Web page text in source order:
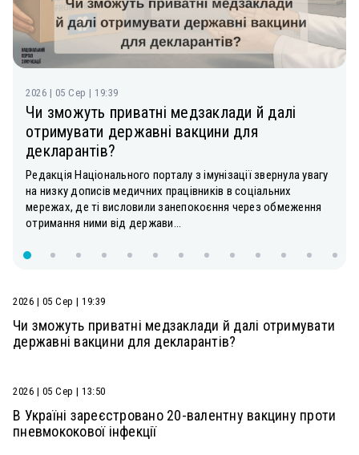
2026 | 05 Сер | 19:39
Чи зможуть приватні медзаклади й далі
отримувати державні вакцини для
декларантів?
Редакція Національного порталу з імунізації звернула увагу
на низку дописів медичних працівників в соціальних
мережах, де ті висловили занепокоєння через обмеження
отримання ними від держави...
2026 | 05 Сер | 19:39
Чи зможуть приватні медзаклади й далі отримувати
державні вакцини для декларантів?
2026 | 05 Сер | 13:50
В Україні зареєстровано 20-валентну вакцину проти
пневмококової інфекції